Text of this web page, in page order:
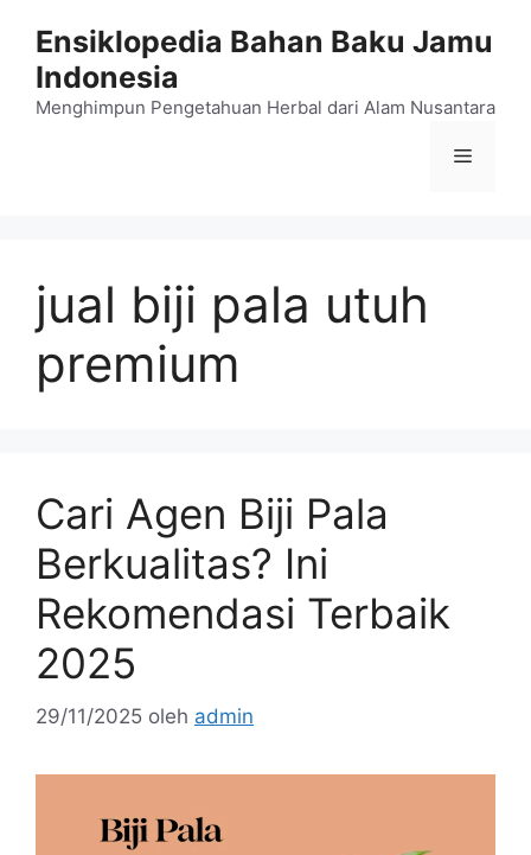
Ensiklopedia Bahan Baku Jamu
Indonesia
Menghimpun Pengetahuan Herbal dari Alam Nusantara
Menu
jual biji pala utuh
premium
Cari Agen Biji Pala
Berkualitas? Ini
Rekomendasi Terbaik
2025
29/11/2025 oleh admin